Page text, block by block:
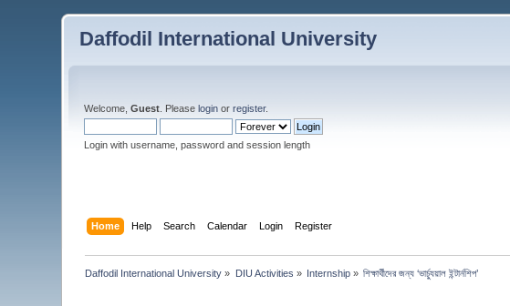
Daffodil International University
Welcome,Guest . Pleaselogin orregister.
Login with username, password and session length
Home Help Search Calendar Login Register
Daffodil International University » DIU Activities » Internship » শিক্ষার্থীদের জন্য ‘ভার্চ্যুয়াল ইন্টার্নশিপ’